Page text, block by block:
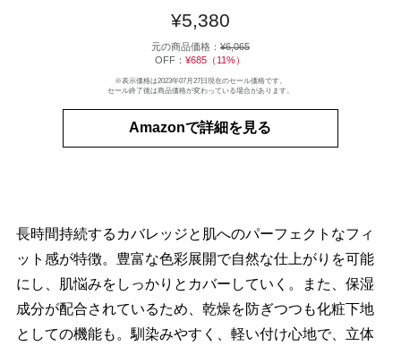
¥5,380
元の商品価格： ¥6,065
OFF：¥685（11%）
※表示価格は2023年07月27日現在のセール価格です。
セール終了後は商品価格が変わっている場合があります。
Amazonで詳細を見る
長時間持続するカバレッジと肌へのパーフェクトなフィ
ット感が特徴。豊富な色彩展開で自然な仕上がりを可能
にし、肌悩みをしっかりとカバーしていく。また、保湿
成分が配合されているため、乾燥を防ぎつつも化粧下地
としての機能も。馴染みやすく、軽い付け心地で、立体